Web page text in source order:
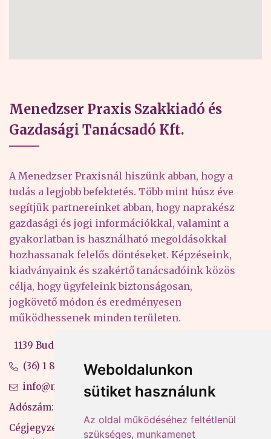
Weboldalunkon
sütiket használunk
Az oldal működéséhez feltétlenül
szükséges, munkamenet
Menedzser Praxis Szakkiadó és
Gazdasági Tanácsadó Kft.
A Menedzser Praxisnál hiszünk abban, hogy a
tudás a legjobb befektetés. Több mint húsz éve
segítjük partnereinket abban, hogy naprakész
gazdasági és jogi információkkal, valamint a
gyakorlatban is használható megoldásokkal
hozhassanak felelős döntéseket. Képzéseink,
kiadványaink és szakértő tanácsadóink közös
célja, hogy ügyfeleink biztonságosan,
jogkövető módon és eredményesen
működhessenek minden területen.
1139 Budapest, Váci út 99-105. 4. em.
(36) 1 880 76 00
info@mprx.hu
Adószám: 13598145-2-41
Cégjegyzékszám: 01-09-883770